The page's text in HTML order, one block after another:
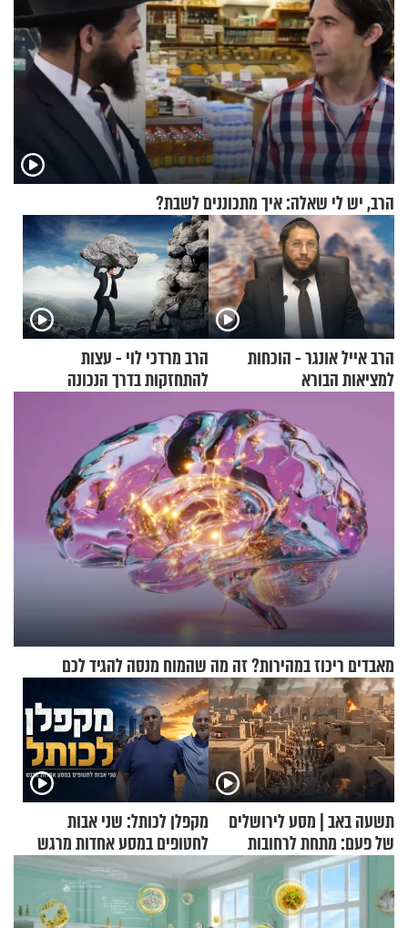
הרב, יש לי שאלה: איך מתכוננים לשבת?
הרב אייל אונגר - הוכחות
למציאות הבורא
הרב מרדכי לוי - עצות
להתחזקות בדרך הנכונה
מאבדים ריכוז במהירות? זה מה שהמוח מנסה להגיד לכם
תשעה באב | מסע לירושלים
של פעם: מתחת לרחובות
ירושלים
מקפלן לכותל: שני אבות
לחטופים במסע אחדות מרגש